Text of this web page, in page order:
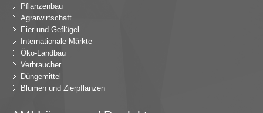
Pflanzenbau
Agrarwirtschaft
Eier und Geflügel
Internationale Märkte
Öko-Landbau
Verbraucher
Düngemittel
Blumen und Zierpflanzen